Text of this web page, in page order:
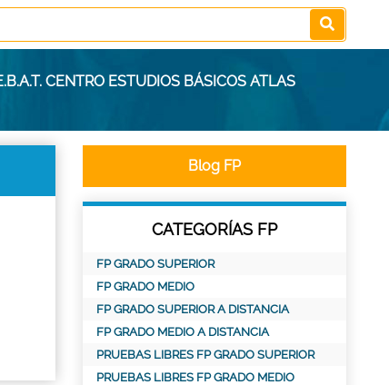
CENTRO ESTUDIOS BÁSICOS ATLAS
Blog FP
CATEGORÍAS FP
FP GRADO SUPERIOR
FP GRADO MEDIO
FP GRADO SUPERIOR A DISTANCIA
FP GRADO MEDIO A DISTANCIA
PRUEBAS LIBRES FP GRADO SUPERIOR
PRUEBAS LIBRES FP GRADO MEDIO